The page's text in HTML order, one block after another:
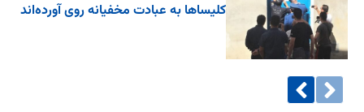
کلیساها به عبادت مخفیانه روی آورده‌اند